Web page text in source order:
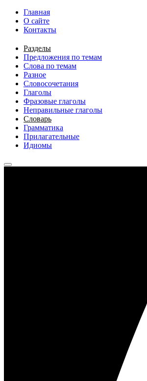
Перейти к основному содержанию
Главная
О сайте
Контакты
Разделы
Предложения по темам
Слова по темам
Разное
Словосочетания
Глаголы
Фразовые глаголы
Неправильные глаголы
Словарь
Грамматика
Прилагательные
Идиомы